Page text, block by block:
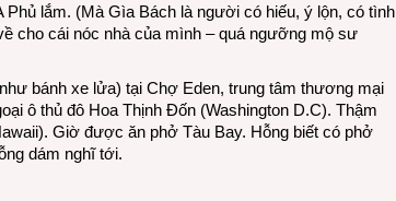
Phủ lắm. (Mà Gìa Bách là người có hiếu, ý lộn, có tình
cho cái nóc nhà của mình – quá ngưỡng mộ sư
bánh xe lửa) tại Chợ Eden, trung tâm thương mại
ô thủ đô Hoa Thịnh Đốn (Washington D.C). Thậm
Giờ được ăn phở Tàu Bay. Hỗng biết có phở
dám nghĩ tới.